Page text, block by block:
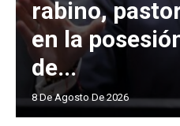
rabino,
en la
de...
8 De Agosto De 2026